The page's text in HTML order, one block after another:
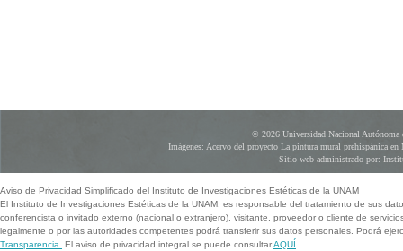
© 2026 Universidad Nacional Autónoma
Imágenes: Acervo del proyecto La pintura mural prehispánica
Sitio web administrado por:
Aviso de Privacidad Simplificado del Instituto de Investigaciones Estéticas de la UNAM
El Instituto de Investigaciones Estéticas de la UNAM, es responsable del tratamiento de sus
conferencista o invitado externo (nacional o extranjero), visitante, proveedor o cliente de
legalmente o por las autoridades competentes podrá transferir sus datos personales. Podrá
Transparencia. El aviso de privacidad integral se puede consultarAQUÍ